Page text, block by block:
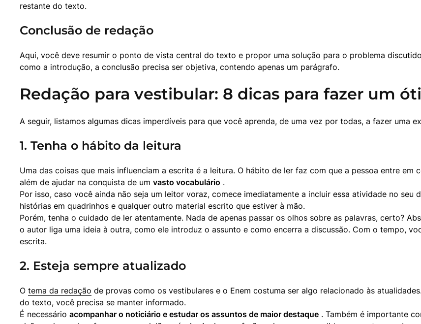
restante do texto.
Conclusão de redação
Aqui, você deve resumir o ponto de vista central do texto e propor uma solução para o problema
como a introdução, a conclusão precisa ser objetiva, contendo apenas um parágrafo.
Redação para vestibular: 8 dicas para fazer um
1. Tenha o hábito da leitura
Uma das coisas que mais influenciam a escrita é a leitura. O hábito de ler faz com que a pessoa entre em
além de ajudar na conquista de um vasto vocabulário .
Por isso, caso você ainda não seja um leitor voraz, comece imediatamente a incluir essa atividade no seu
histórias em quadrinhos e qualquer outro material escrito que estiver à mão.
Porém, tenha o cuidado de ler atentamente. Nada de apenas passar os olhos sobre as palavras, certo?
o autor liga uma ideia à outra, como ele introduz o assunto e como encerra a discussão. Com o tempo,
escrita.
2. Esteja sempre atualizado
O tema da redação de provas como os vestibulares e o Enem costuma ser algo relacionado às
do texto, você precisa se manter informado.
É necessário acompanhar o noticiário e estudar os assuntos de maior destaque . Também é importante